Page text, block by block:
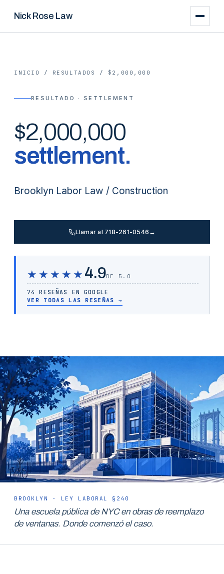
Nick Rose Law
INICIO / RESULTADOS / $2,000,000
RESULTADO · SETTLEMENT
$2,000,000
settlement.
Brooklyn Labor Law / Construction
Llamar al 718-261-0546 →
★★★★★ 4.9DE 5.0
74 RESEÑAS EN GOOGLE
VER TODAS LAS RESEÑAS →
BROOKLYN · LEY LABORAL §240
Una escuela pública de NYC en obras de reemplazo
de ventanas. Donde comenzó el caso.